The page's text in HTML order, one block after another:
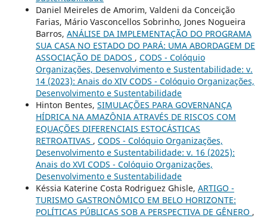
Daniel Meireles de Amorim, Valdeni da Conceição
Farias, Mário Vasconcellos Sobrinho, Jones Nogueira
Barros, ANÁLISE DA IMPLEMENTAÇÃO DO PROGRAMA
SUA CASA NO ESTADO DO PARÁ: UMA ABORDAGEM DE
ASSOCIAÇÃO DE DADOS , CODS - Colóquio
Organizações, Desenvolvimento e Sustentabilidade: v.
14 (2023): Anais do XIV CODS - Colóquio Organizações,
Desenvolvimento e Sustentabilidade
Hinton Bentes, SIMULAÇÕES PARA GOVERNANÇA
HÍDRICA NA AMAZÔNIA ATRAVÉS DE RISCOS COM
EQUAÇÕES DIFERENCIAIS ESTOCÁSTICAS
RETROATIVAS , CODS - Colóquio Organizações,
Desenvolvimento e Sustentabilidade: v. 16 (2025):
Anais do XVI CODS - Colóquio Organizações,
Desenvolvimento e Sustentabilidade
Késsia Katerine Costa Rodriguez Ghisle, ARTIGO -
TURISMO GASTRONÔMICO EM BELO HORIZONTE:
POLÍTICAS PÚBLICAS SOB A PERSPECTIVA DE GÊNERO ,